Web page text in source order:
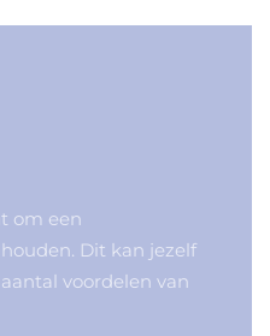
om een
Dit kan jezelf
voordelen van